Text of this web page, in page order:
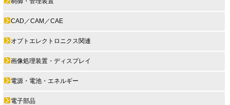
CAD／CAM／CAE
オプトエレクトロニクス関連
画像処理装置・ディスプレイ
電源・電池・エネルギー
電子部品